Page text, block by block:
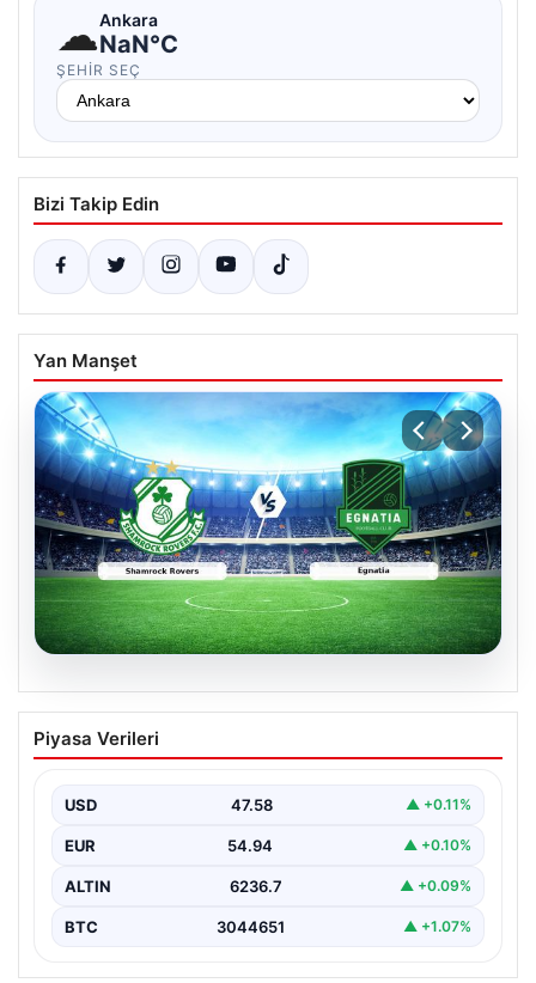
☁Ankara
NaN°C
ŞEHIR SEÇ
Bizi Takip Edin
Yan Manşet
Shamrock Rovers ile Egnatia
Karşılaşmasının Detaylı Özeti ve Kritik
İrlanda temsilcisi Shamrock Rovers, Avrupa kupaları
bir…
Piyasa Verileri
USD 47.58 ▲ +0.11%
EUR 54.94 ▲ +0.10%
ALTIN 6236.7 ▲ +0.09%
BTC 3044651 ▲ +1.07%